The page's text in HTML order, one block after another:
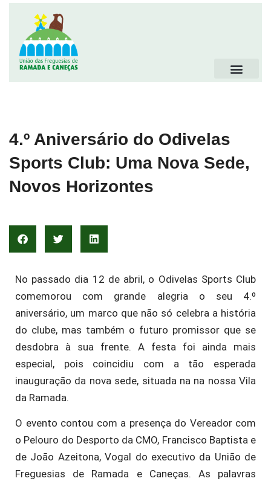
4.º Aniversário do Odivelas
Sports Club: Uma Nova Sede,
Novos Horizontes
No passado dia 12 de abril, o Odivelas Sports Club
comemorou com grande alegria o seu 4.º
aniversário, um marco que não só celebra a história
do clube, mas também o futuro promissor que se
desdobra à sua frente. A festa foi ainda mais
especial, pois coincidiu com a tão esperada
inauguração da nova sede, situada na na nossa Vila
da Ramada.
O evento contou com a presença do Vereador com
o Pelouro do Desporto da CMO, Francisco Baptista e
de João Azeitona, Vogal do executivo da União de
Freguesias de Ramada e Caneças. As palavras